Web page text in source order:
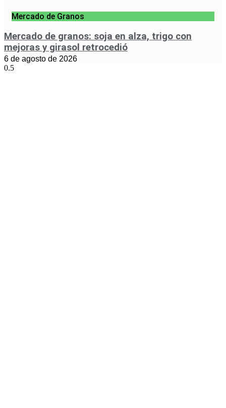
Mercado de Granos
Mercado de granos: soja en alza, trigo con
mejoras y girasol retrocedió
6 de agosto de 2026